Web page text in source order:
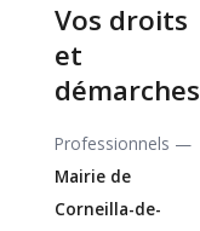
Vos droits
et
démarches
Professionnels —
Mairie de
Corneilla-de-